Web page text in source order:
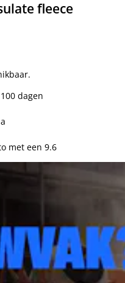
fleece
dagen
met een 9.6